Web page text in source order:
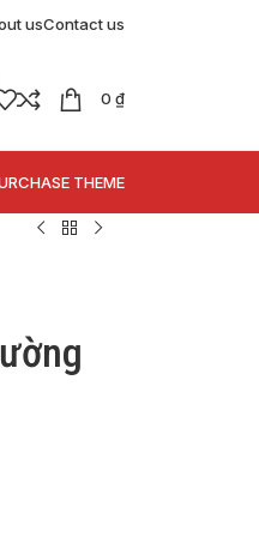
usContact us
0 ₫
THEME